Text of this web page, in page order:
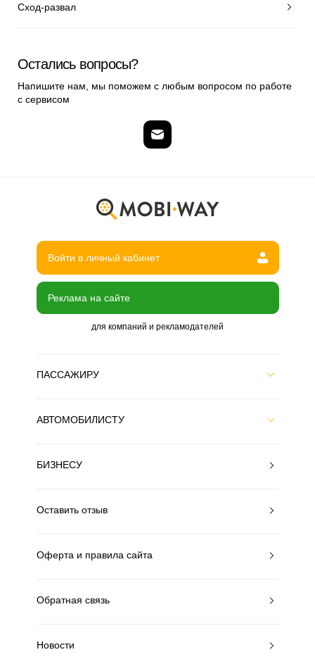
Сход-развал
Остались вопросы?
Напишите нам, мы поможем с любым вопросом по работе
с сервисом
Войти в личный кабинет
Реклама на сайте
для компаний и рекламодателей
ПАССАЖИРУ
АВТОМОБИЛИСТУ
БИЗНЕСУ
Оставить отзыв
Оферта и правила сайта
Обратная связь
Новости